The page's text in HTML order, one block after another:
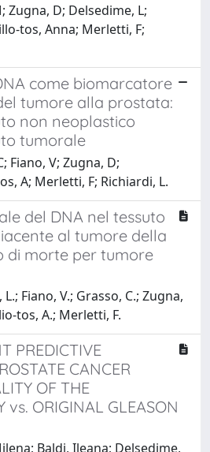
Zugna, D; Delsedime, L;
tos, Anna; Merletti, F;
come biomarcatore
tumore alla prostata:
non neoplastico
tumorale
Fiano, V; Zugna, D;
A; Merletti, F; Richiardi, L.
del DNA nel tessuto
al tumore della
di morte per tumore
Fiano, V.; Grasso, C.; Zugna,
tos, A.; Merletti, F.
PREDICTIVE
CANCER
OF THE
vs. ORIGINAL GLEASON
Baldi, Ileana; Delsedime,